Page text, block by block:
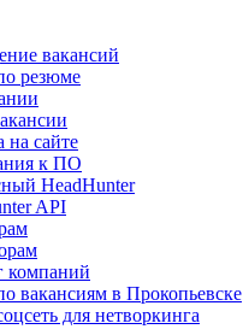
вакансий
резюме
на сайте
к ПО
HeadHunter
API
компаний
вакансиям в Прокопьевске
для нетворкинга